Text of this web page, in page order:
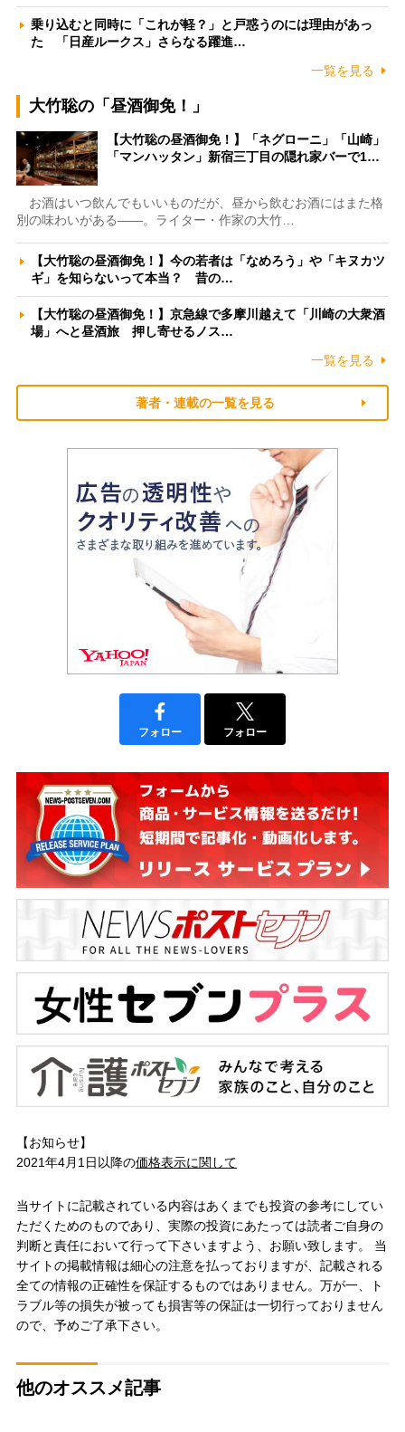
乗り込むと同時に「これが軽？」と戸惑うのには理由があっ
た 「日産ルークス」さらなる躍進…
一覧を見る
大竹聡の「昼酒御免！」
【大竹聡の昼酒御免！】「ネグローニ」「山崎」
「マンハッタン」新宿三丁目の隠れ家バーで1…
お酒はいつ飲んでもいいものだが、昼から飲むお酒にはまた格
別の味わいがある――。ライター・作家の大竹…
【大竹聡の昼酒御免！】今の若者は「なめろう」や「キヌカツ
ギ」を知らないって本当？ 昔の…
【大竹聡の昼酒御免！】京急線で多摩川越えて「川崎の大衆酒
場」へと昼酒旅 押し寄せるノス…
一覧を見る
著者・連載の一覧を見る
フォロー フォロー
【お知らせ】
2021年4月1日以降の価格表示に関して
当サイトに記載されている内容はあくまでも投資の参考にしてい
ただくためのものであり、実際の投資にあたっては読者ご自身の
判断と責任において行って下さいますよう、お願い致します。 当
サイトの掲載情報は細心の注意を払っておりますが、記載される
全ての情報の正確性を保証するものではありません。万が一、ト
ラブル等の損失が被っても損害等の保証は一切行っておりません
ので、予めご了承下さい。
他のオススメ記事